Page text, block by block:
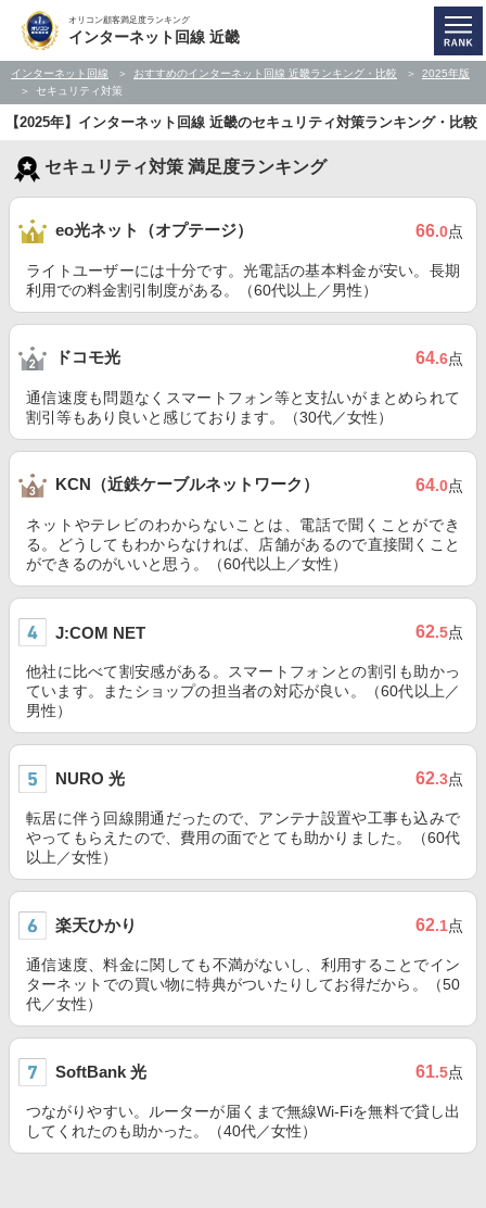
オリコン顧客満足度ランキング
インターネット回線 近畿
インターネット回線 おすすめのインターネット回線 近畿ランキング・比較
2025年版
セキュリティ対策
【2025年】インターネット回線 近畿のセキュリティ対策ランキング・比較
セキュリティ対策 満足度ランキング
eo光ネット（オプテージ） 66.0点
ライトユーザーには十分です。光電話の基本料金が安い。長期
利用での料金割引制度がある。（60代以上／男性）
ドコモ光 64.6点
通信速度も問題なくスマートフォン等と支払いがまとめられて
割引等もあり良いと感じております。（30代／女性）
KCN（近鉄ケーブルネットワーク） 64.0点
ネットやテレビのわからないことは、電話で聞くことができ
る。どうしてもわからなければ、店舗があるので直接聞くこと
ができるのがいいと思う。（60代以上／女性）
J:COM NET 62.5点
他社に比べて割安感がある。スマートフォンとの割引も助かっ
ています。またショップの担当者の対応が良い。（60代以上／
男性）
NURO 光 62.3点
転居に伴う回線開通だったので、アンテナ設置や工事も込みで
やってもらえたので、費用の面でとても助かりました。（60代
以上／女性）
楽天ひかり 62.1点
通信速度、料金に関しても不満がないし、利用することでイン
ターネットでの買い物に特典がついたりしてお得だから。（50
代／女性）
SoftBank 光 61.5点
つながりやすい。ルーターが届くまで無線Wi-Fiを無料で貸し出
してくれたのも助かった。（40代／女性）